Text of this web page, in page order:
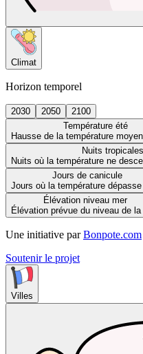
Climat
Horizon temporel
2030 2050
2100
Température été
Hausse de la température
Nuits tropicales
Nuits où la température ne
Jours de canicule
Jours où la température dépasse
Élévation niveau mer
Élévation prévue du niveau de la
Une initiative par Bonpote.com
Soutenir le projet
Villes